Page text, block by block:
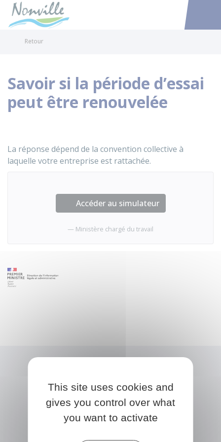
Accéder
Retour
Savoir si la période d’essai
peut être renouvelée
La réponse dépend de la convention collective à
laquelle votre entreprise est rattachée.
Accéder au simulateur
Ministère chargé du travail
This site uses cookies and
gives you control over what
you want to activate